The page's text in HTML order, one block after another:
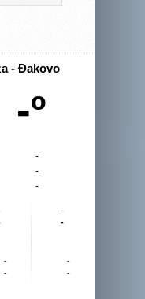
- Đakovo
-º
-
-
-
-
-
-
-
-
-